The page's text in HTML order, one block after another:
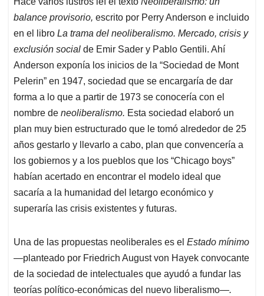
s
A
p
p
b
o
o
k
e
d
I
n
a
d
s
balance provisorio, escrito por Perry Anderson e incluido
en el libro La trama del neoliberalismo. Mercado, crisis y
exclusión social de Emir Sader y Pablo Gentili. Ahí
Anderson exponía los inicios de la “Sociedad de Mont
Pelerin” en 1947, sociedad que se encargaría de dar
forma a lo que a partir de 1973 se conocería con el
nombre de neoliberalismo. Esta sociedad elaboró un
plan muy bien estructurado que le tomó alrededor de 25
años gestarlo y llevarlo a cabo, plan que convencería a
los gobiernos y a los pueblos que los “Chicago boys”
habían acertado en encontrar el modelo ideal que
sacaría a la humanidad del letargo económico y
superaría las crisis existentes y futuras.
Una de las propuestas neoliberales es el Estado mínimo
—planteado por Friedrich August von Hayek convocante
de la sociedad de intelectuales que ayudó a fundar las
teorías político-económicas del nuevo liberalismo—.